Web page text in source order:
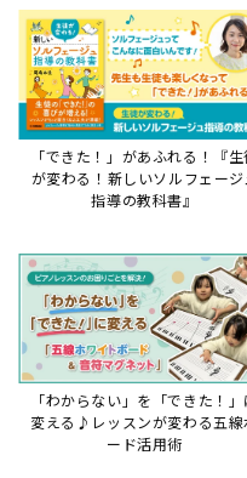
「できた！」があふれる！『生
が変わる！新しいソルフェージ
指導の教科書』
「わからない」を「できた！」
変える♪レッスンが変わる五線
ード活用術